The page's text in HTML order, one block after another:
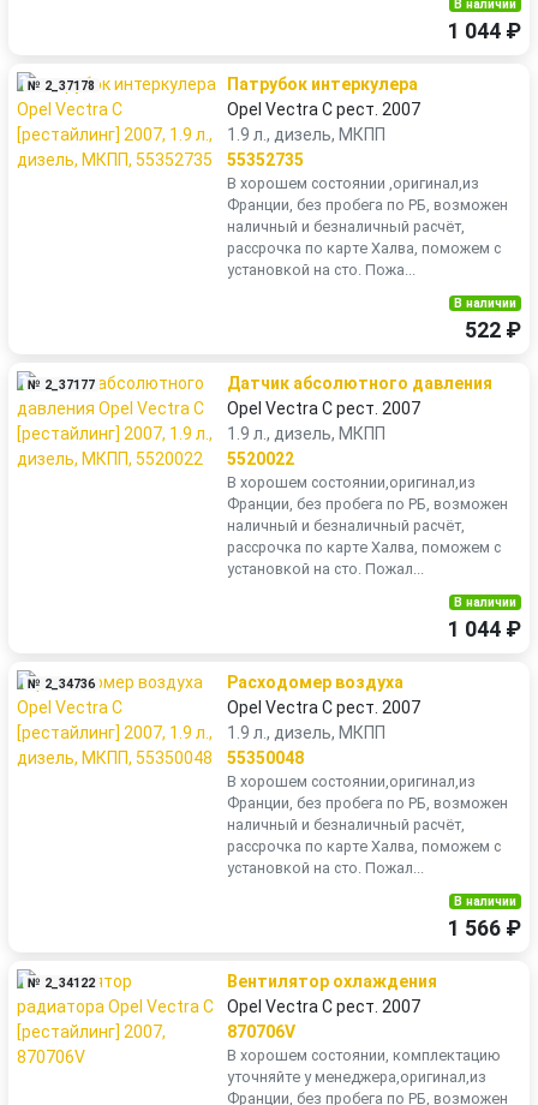
В наличии
1 044 ₽
№ 2_37178
Патрубок интеркулера
Opel Vectra C рест. 2007
1.9 л., дизель, МКПП
55352735
В хорошем состоянии ,оригинал,из
Франции, без пробега по РБ, возможен
наличный и безналичный расчёт,
рассрочка по карте Халва, поможем с
установкой на сто. Пожа...
В наличии
522 ₽
№ 2_37177
Датчик абсолютного давления
Opel Vectra C рест. 2007
1.9 л., дизель, МКПП
5520022
В хорошем состоянии,оригинал,из
Франции, без пробега по РБ, возможен
наличный и безналичный расчёт,
рассрочка по карте Халва, поможем с
установкой на сто. Пожал...
В наличии
1 044 ₽
№ 2_34736
Расходомер воздуха
Opel Vectra C рест. 2007
1.9 л., дизель, МКПП
55350048
В хорошем состоянии,оригинал,из
Франции, без пробега по РБ, возможен
наличный и безналичный расчёт,
рассрочка по карте Халва, поможем с
установкой на сто. Пожал...
В наличии
1 566 ₽
№ 2_34122
Вентилятор охлаждения
Opel Vectra C рест. 2007
870706V
В хорошем состоянии, комплектацию
уточняйте у менеджера,оригинал,из
Франции, без пробега по РБ, возможен